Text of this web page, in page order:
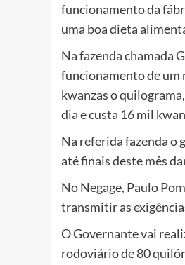
funcionamento da
uma boa dieta
Na fazenda chamada
funcionamento de um
kwanzas o
dia e custa 16 mil
Na referida fazenda o
até finais deste mês
No Negage, Paulo
transmitir as
O Governante vai
rodoviário de 80